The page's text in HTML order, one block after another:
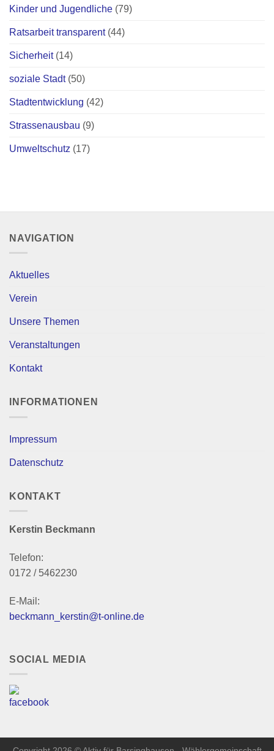
Kinder und Jugendliche (79)
Ratsarbeit transparent(44)
Sicherheit(14)
soziale Stadt(50)
Stadtentwicklung (42)
Strassenausbau (9)
Umweltschutz (17)
NAVIGATION
Aktuelles
Verein
Unsere Themen
Veranstaltungen
Kontakt
INFORMATIONEN
Impressum
Datenschutz
KONTAKT
Kerstin Beckmann
Telefon:
0172 / 5462230
E-Mail:
beckmann_kerstin@t-online.de
SOCIAL MEDIA